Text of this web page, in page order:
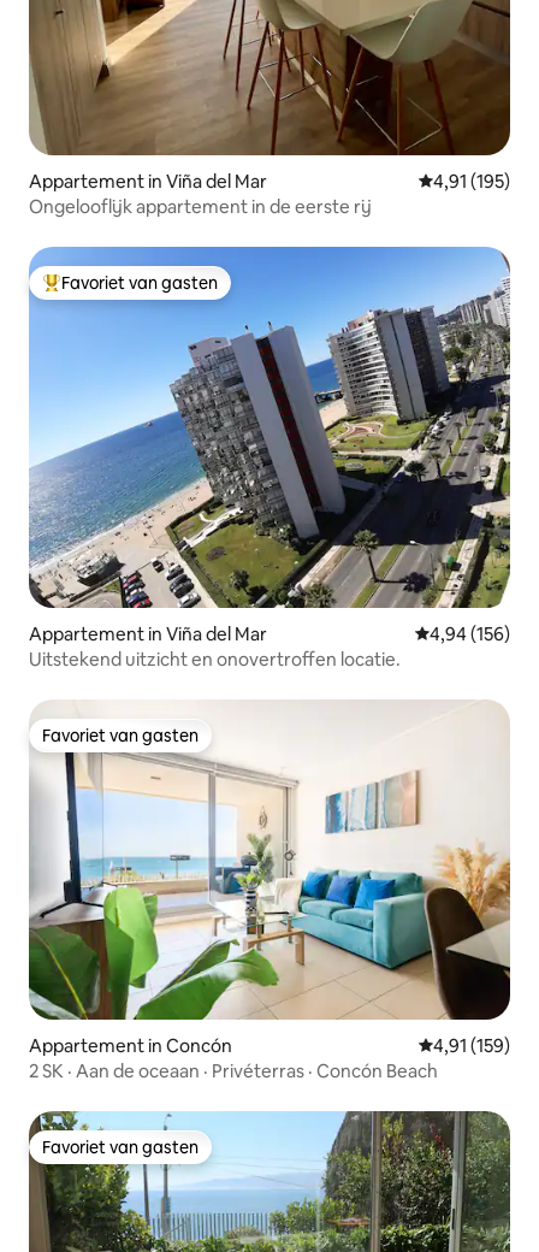
Appartement in Viña del Mar Gemiddelde
4,91 (195)
Ongelooflijk appartement in de eerste rij
Topfavoriet van gasten
Favoriet van gasten
Appartement in Viña del Mar Gemiddelde
4,94 (156)
Uitstekend uitzicht en onovertroffen locatie.
Favoriet van gasten
Favoriet van gasten
Appartement in Concón Gemiddelde
4,91 (159)
2 SK · Aan de oceaan · Privéterras · Concón Beach
Favoriet van gasten
Favoriet van gasten